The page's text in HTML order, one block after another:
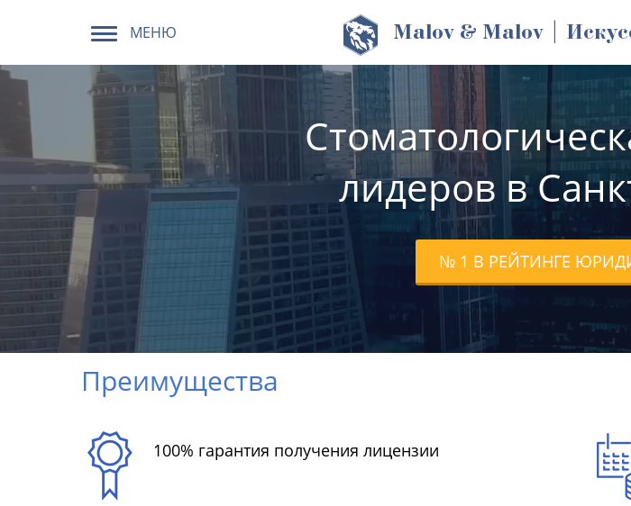
МЕНЮ Malov & Malov |
лидеров в
№ 1 В РЕЙТИНГЕ
Преимущества
100% гарантия получения лицензии